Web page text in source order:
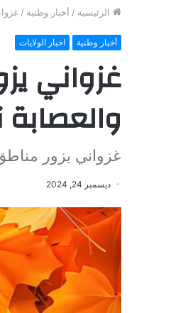
الرئيسية / أخبار وطنية /
أخبار وطنية اخبار الولايات
غزواني
غزواني يزور
ديسمبر 24, 2024